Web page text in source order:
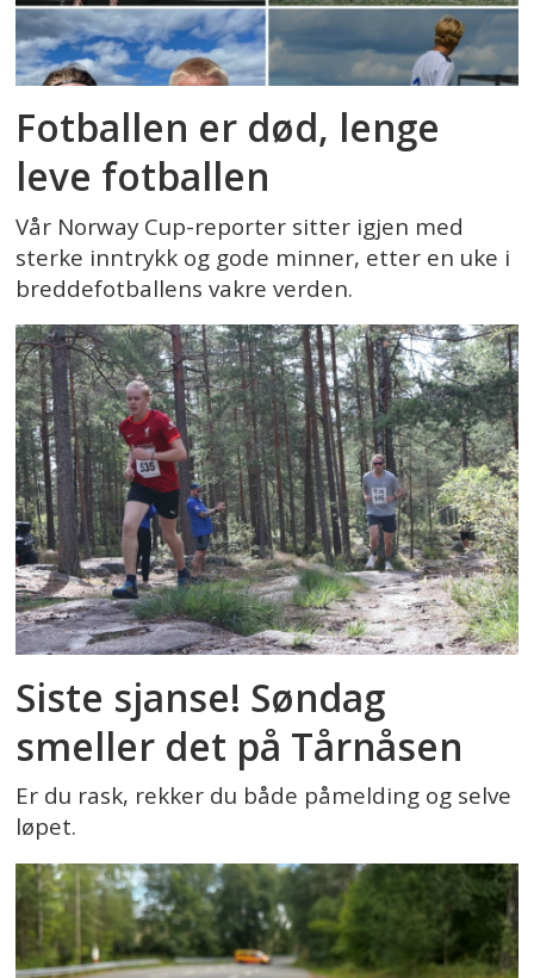
Fotballen er død, lenge
leve fotballen
Vår Norway Cup-reporter sitter igjen med
sterke inntrykk og gode minner, etter en uke i
breddefotballens vakre verden.
Siste sjanse! Søndag
smeller det på Tårnåsen
Er du rask, rekker du både påmelding og selve
løpet.